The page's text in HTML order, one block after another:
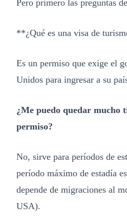
Pero primero las preguntas
**¿Qué es una visa de
Es un permiso que exige el
Unidos para ingresar a su
¿Me puedo quedar mucho
permiso?
No, sirve para períodos de
período máximo de estadía
depende de migraciones al
USA).